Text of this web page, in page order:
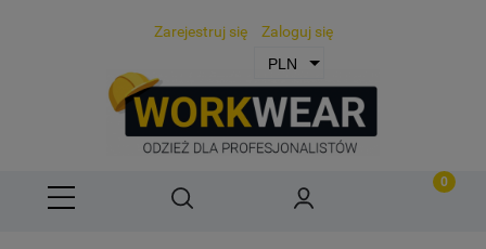
Zarejestruj się Zaloguj się